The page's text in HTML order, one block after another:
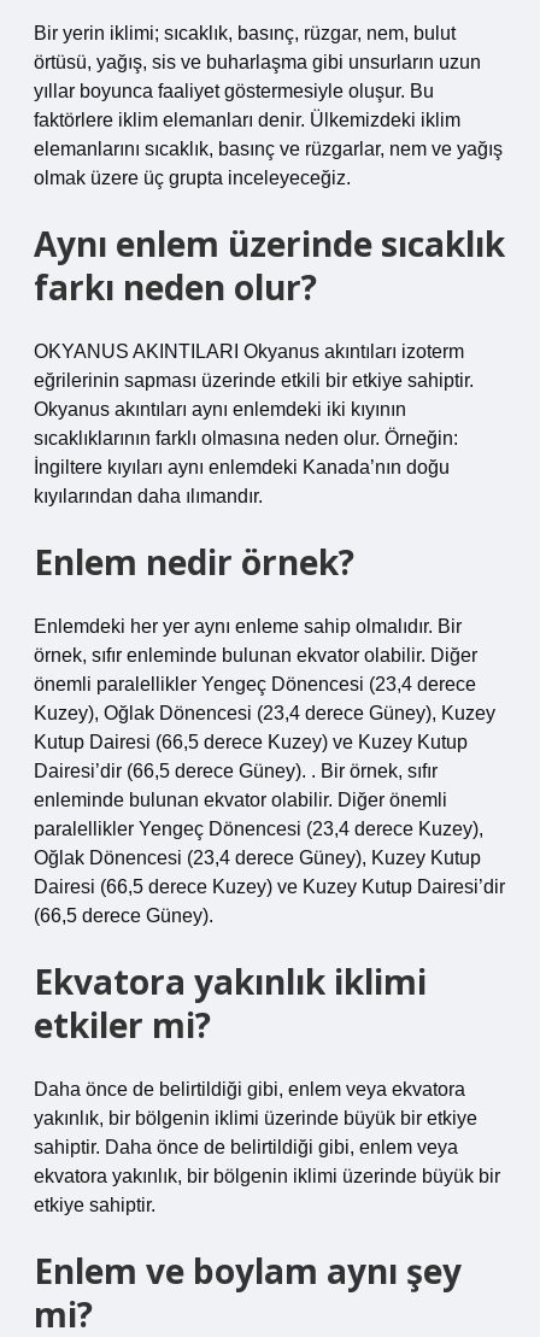
Bir yerin iklimi; sıcaklık, basınç, rüzgar, nem, bulut
örtüsü, yağış, sis ve buharlaşma gibi unsurların uzun
yıllar boyunca faaliyet göstermesiyle oluşur. Bu
faktörlere iklim elemanları denir. Ülkemizdeki iklim
elemanlarını sıcaklık, basınç ve rüzgarlar, nem ve yağış
olmak üzere üç grupta inceleyeceğiz.
Aynı enlem üzerinde sıcaklık
farkı neden olur?
OKYANUS AKINTILARI Okyanus akıntıları izoterm
eğrilerinin sapması üzerinde etkili bir etkiye sahiptir.
Okyanus akıntıları aynı enlemdeki iki kıyının
sıcaklıklarının farklı olmasına neden olur. Örneğin:
İngiltere kıyıları aynı enlemdeki Kanada’nın doğu
kıyılarından daha ılımandır.
Enlem nedir örnek?
Enlemdeki her yer aynı enleme sahip olmalıdır. Bir
örnek, sıfır enleminde bulunan ekvator olabilir. Diğer
önemli paralellikler Yengeç Dönencesi (23,4 derece
Kuzey), Oğlak Dönencesi (23,4 derece Güney), Kuzey
Kutup Dairesi (66,5 derece Kuzey) ve Kuzey Kutup
Dairesi’dir (66,5 derece Güney). . Bir örnek, sıfır
enleminde bulunan ekvator olabilir. Diğer önemli
paralellikler Yengeç Dönencesi (23,4 derece Kuzey),
Oğlak Dönencesi (23,4 derece Güney), Kuzey Kutup
Dairesi (66,5 derece Kuzey) ve Kuzey Kutup Dairesi’dir
(66,5 derece Güney).
Ekvatora yakınlık iklimi
etkiler mi?
Daha önce de belirtildiği gibi, enlem veya ekvatora
yakınlık, bir bölgenin iklimi üzerinde büyük bir etkiye
sahiptir. Daha önce de belirtildiği gibi, enlem veya
ekvatora yakınlık, bir bölgenin iklimi üzerinde büyük bir
etkiye sahiptir.
Enlem ve boylam aynı şey
mi?